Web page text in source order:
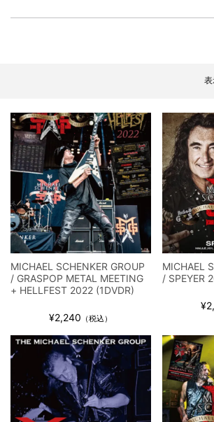
スコーピオンズ / 2024年6月15日 リスボン
マネスキン / 2024年6月9日 ドイツ ROCK
リアム・ギャラガー / 2024年6月1日 英国シ
全収録！
*NEW RELEASE (最新約3ヶ月)
2024.6.9
メガデス / 2023年8月4日 ドイツ W.O.A. 公
*NEW RELEASE (最新約3ヶ月)
2024.6.9
ユーライア・ヒープ / 2023年8月3日 ドイツ
全収録！
*NEW RELEASE (最新約3ヶ月)
2024.6.9
ジャーニー / 1979年5月8+9日 コロラド州 2
*NEW RELEASE (最新約3ヶ月)
2024.11.9
NGHFB / 2024年7月28日 フジロック’24公演
ウォーニング / 2024年4月22日 英リーズ公演
IEM+Aud！
*NEW RELEASE (最新約3ヶ月)
2024.6.24
ビリー・ジョエル / 2024年3月24日 100Aniv.
収録！
*NEW RELEASE (最新約3ヶ月)
2024.6.24
リアム・ギャラガー / 2024年6月3日 カーデ
MICHAEL SCHENKER GROUP
/ GRASPOP METAL MEETING
+ HELLFEST 2022 (1DVDR)
¥2,240 （税込）
MICHAEL
/ SPEYER